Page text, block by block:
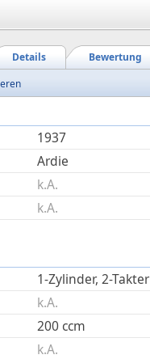
Bewertung
Details
1937
Ardie
k.A.
k.A.
1-Zylinder, 2-Takter
k.A.
200 ccm
k.A.